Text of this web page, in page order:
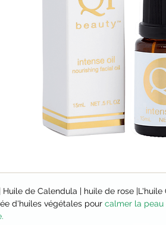
Huile de Calendula | huile de rose
d'huiles végétales pour calmer la